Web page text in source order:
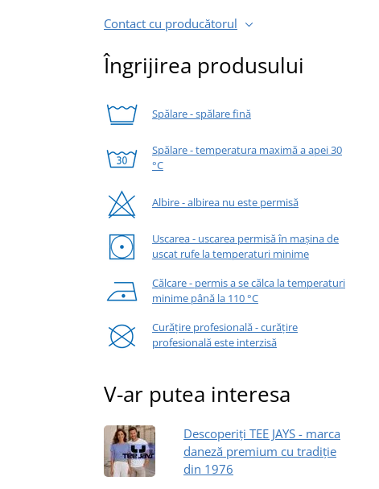
Contact cu producătorul
Îngrijirea produsului
Spălare - spălare fină
Spălare - temperatura maximă a apei 30
°C
Albire - albirea nu este permisă
Uscarea - uscarea permisă în mașina de
uscat rufe la temperaturi minime
Călcare - permis a se călca la temperaturi
minime până la 110 °C
Curățire profesională - curățire
profesională este interzisă
V-ar putea interesa
Descoperiți TEE JAYS - marca
daneză premium cu tradiție
din 1976